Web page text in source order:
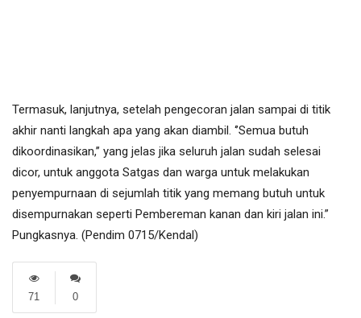
Termasuk, lanjutnya, setelah pengecoran jalan sampai di titik
akhir nanti langkah apa yang akan diambil. ‘’Semua butuh
dikoordinasikan,’’ yang jelas jika seluruh jalan sudah selesai
dicor, untuk anggota Satgas dan warga untuk melakukan
penyempurnaan di sejumlah titik yang memang butuh untuk
disempurnakan seperti Pembereman kanan dan kiri jalan ini.”
Pungkasnya. (Pendim 0715/Kendal)
0
71